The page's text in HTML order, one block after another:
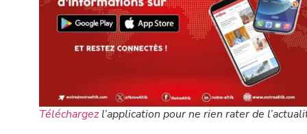
Téléchargezl’application pour ne rien rater de